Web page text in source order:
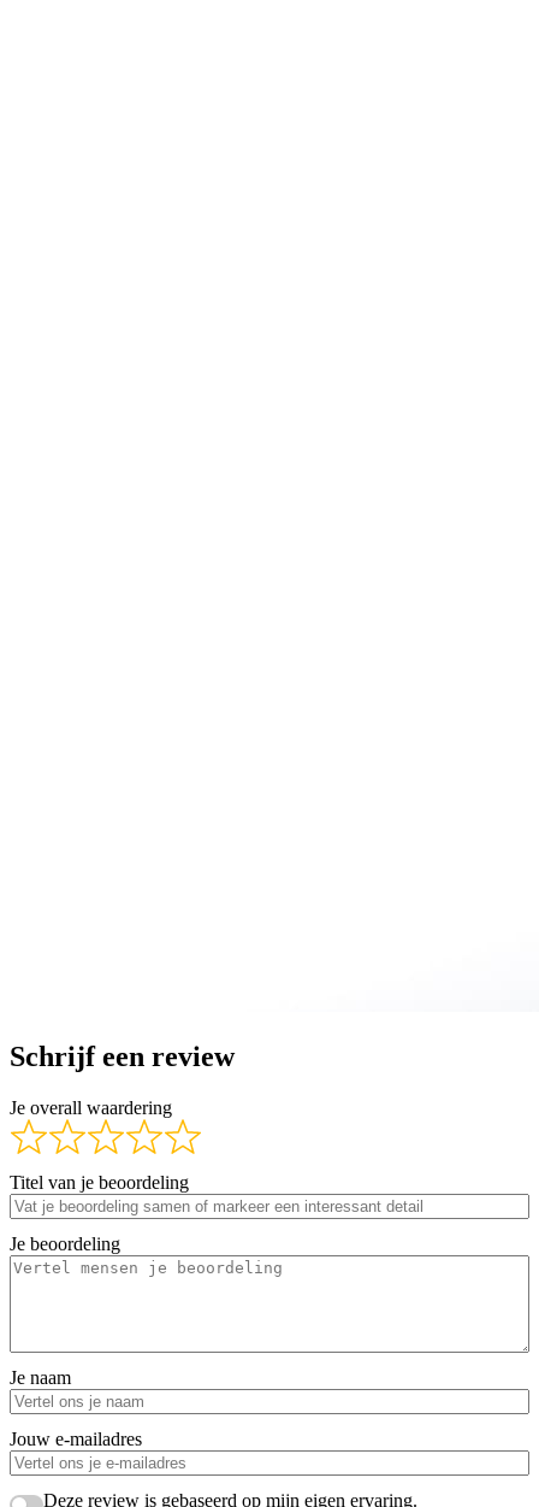
Schrijf een review
Je overall waardering
Titel van je beoordeling
Je beoordeling
Je naam
Jouw e-mailadres
Deze review is gebaseerd op mijn eigen ervaring.